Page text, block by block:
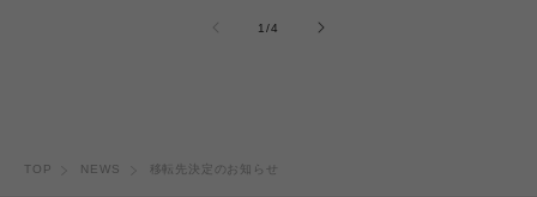
TOP NEWS 移転先決定のお知らせ
1/の
4